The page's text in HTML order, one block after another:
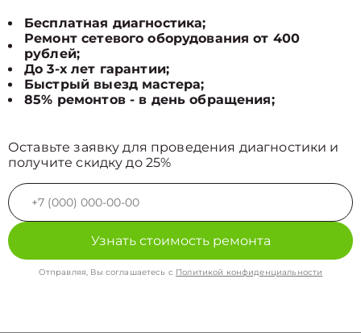
Бесплатная диагностика;
Ремонт сетевого оборудования от 400
рублей;
До 3-х лет гарантии;
Быстрый выезд мастера;
85% ремонтов - в день обращения;
Оставьте заявку для проведения диагностики и
получите скидку до 25%
Узнать стоимость ремонта
Отправляя, Вы соглашаетесь с Политикой конфиденциальности